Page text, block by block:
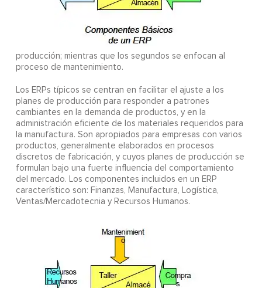
producción; mientras que los segundos se enfocan al
proceso de mantenimiento.
Los ERPs típicos se centran en facilitar el ajuste a los
planes de producción para responder a patrones
cambiantes en la demanda de productos, y en la
administración eficiente de los materiales requeridos para
la manufactura. Son apropiados para empresas con varios
productos, generalmente elaborados en procesos
discretos de fabricación, y cuyos planes de producción se
formulan bajo una fuerte influencia del comportamiento
del mercado. Los componentes incluidos en un ERP
característico son: Finanzas, Manufactura, Logística,
Ventas/Mercadotecnia y Recursos Humanos.